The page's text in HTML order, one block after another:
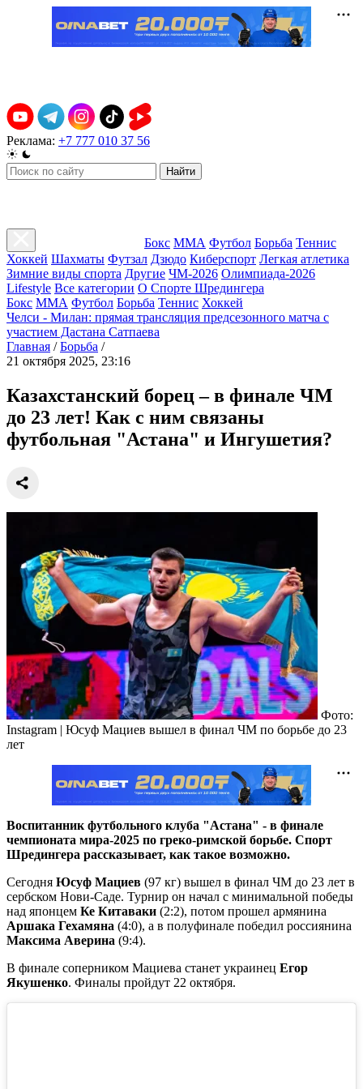
Реклама: +7 777 010 37 56
Найти
Бокс ММА Футбол Борьба Теннис
Хоккей Шахматы Футзал Дзюдо Киберспорт Легкая атлетика
Зимние виды спорта Другие ЧМ-2026 Олимпиада-2026
Lifestyle Все категории О Спорте Шредингера
Бокс ММА Футбол Борьба Теннис Хоккей
Челси - Милан: прямая трансляция предсезонного матча с
участием Дастана Сатпаева
Главная / Борьба /
21 октября 2025, 23:16
Казахстанский борец – в финале ЧМ
до 23 лет! Как с ним связаны
футбольная "Астана" и Ингушетия?
Фото:
Instagram | Юсуф Мациев вышел в финал ЧМ по борьбе до 23
лет
Воспитанник футбольного клуба "Астана" - в финале
чемпионата мира-2025 по греко-римской борьбе. Спорт
Шредингера рассказывает, как такое возможно.
Сегодня Юсуф Мациев (97 кг) вышел в финал ЧМ до 23 лет в
сербском Нови-Саде. Турнир он начал с минимальной победы
над японцем Ке Китаваки (2:2), потом прошел армянина
Аршака Гехамяна (4:0), а в полуфинале победил россиянина
Максима Аверина (9:4).
В финале соперником Мациева станет украинец Егор
Якушенко. Финалы пройдут 22 октября.